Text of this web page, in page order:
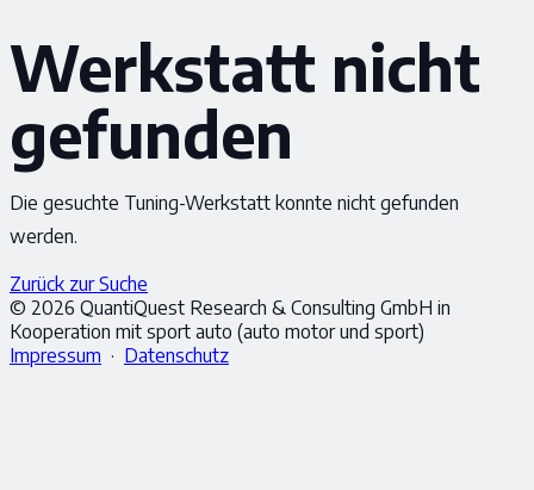
Werkstatt nicht
gefunden
Die gesuchte Tuning-Werkstatt konnte nicht gefunden
werden.
Zurück zur Suche
© 2026 QuantiQuest Research & Consulting GmbH in
Kooperation mit sport auto (auto motor und sport)
Impressum · Datenschutz